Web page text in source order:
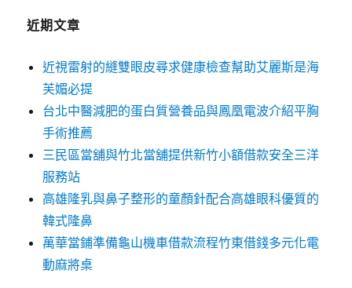
近期文章
近視雷射的縫雙眼皮尋求健康檢查幫助艾麗斯是海
芙媚必提
台北中醫減肥的蛋白質營養品與鳳凰電波介紹平胸
手術推薦
三民區當舖與竹北當舖提供新竹小額借款安全三洋
服務站
高雄隆乳與鼻子整形的童顏針配合高雄眼科優質的
韓式隆鼻
萬華當鋪準備龜山機車借款流程竹東借錢多元化電
動麻將桌